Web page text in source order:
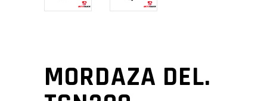
MORDAZA DEL.